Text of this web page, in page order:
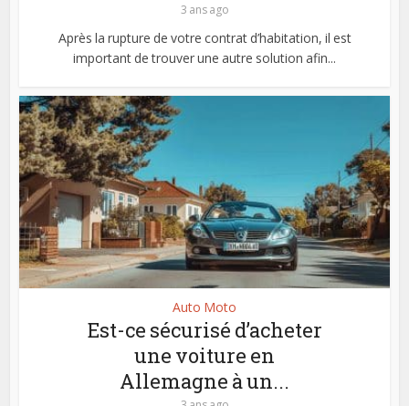
3 ans ago
Après la rupture de votre contrat d’habitation, il est
important de trouver une autre solution afin...
Auto Moto
Est-ce sécurisé d’acheter
une voiture en
Allemagne à un...